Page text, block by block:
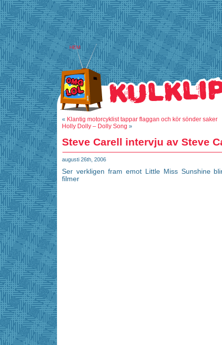
HEM
« Klantig motorcyklist tappar flaggan och kör sönder saker
Holly Dolly – Dolly Song »
Steve Carell intervju av Steve
augusti 26th, 2006
Ser verkligen fram emot Little Miss Sunshine
filmer